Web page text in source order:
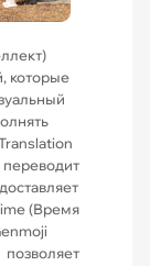
которые
(Время